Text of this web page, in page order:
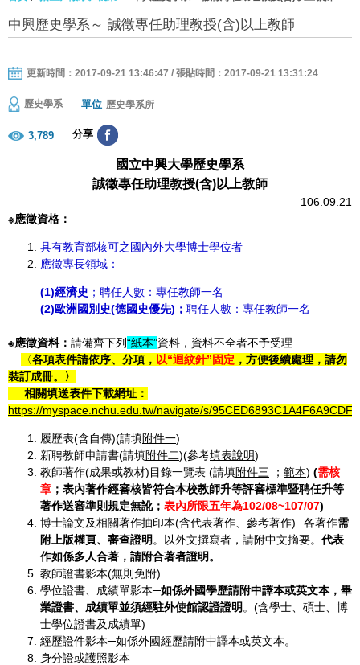
中興歷史學系～ 誠徵專任助理教授(含)以上教師
更新時間：2017-09-21 13:46:47 / 張貼時間：2017-09-21 13:31:24
歷史學系 單位 歷史學系所
3,789 分享
國立中興大學歷史學系
誠徵專任助理教授(含)以上教師
106.09.21
※應徵資格：
具有教育部核可之國內外大學博士學位者
應徵專長領域：
(1)經濟史 ；聘任人數：專任教師一名
(2)歐洲國別史(德國史優先) ； 聘任人數：專任教師一名
※應徵資料： 請備齊下列“紙本”資料，資料不全者不予受理
〈各項表件請依序、分項， 以“迴紋針”固定 ，方便後續處理，請勿
裝訂成冊。〉
相關填送表件下載網址：
https://myspace.nchu.edu.tw/navigate/s/
履歷表(含自傳)(請填附件一)
新聘教師申請書(請填附件二)(參考填表說明)
教師著作(成果或教材)目錄一覽表 (請填附件三 ； 範本) (需核
章 ； 表內著作經審核皆符合本校教師升等評審標準暨聘任升等
著作送審準則規定無訛； 表內所限五年為102/08~107/07)
博士論文及相關著作抽印本(含代表著作、參考著作)─各著作需
附上版權頁、審查證明 。以外文撰寫者，請附中文摘要。 代表
作如係多人合著，請附合著者證明。
教師證書影本(無則免附)
學位證書、成績單影本─如係外國學歷請附中譯本或英文本，畢
業證書、成績單並須經駐外使館認證證明 。(含學士、碩士、博
士學位證書及成績單)
經歷證件影本─如係外國經歷請附中譯本或英文本。
身分證或護照影本